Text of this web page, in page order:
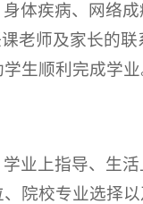
体疾病、网络
老师及家长的
生顺利完成学业
业上指导、生
院校专业选择